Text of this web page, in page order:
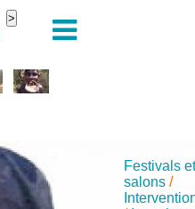
Festivals
salons /